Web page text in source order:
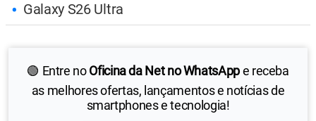
Galaxy S26 Ultra
🟢 Entre noOficina da Net no WhatsAppe receba
as melhores ofertas, lançamentos e notícias de
smartphones e tecnologia!